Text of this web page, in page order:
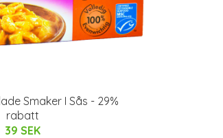
Smaker I Sås - 29%
rabatt
39 SEK